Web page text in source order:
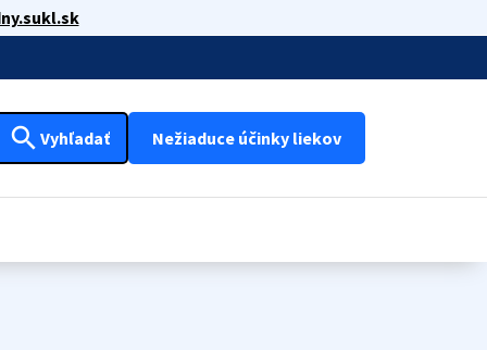
search Vyhľadať Nežiaduce účinky liekov